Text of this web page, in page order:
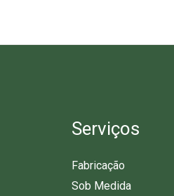
Serviços
Fabricação
Sob Medida